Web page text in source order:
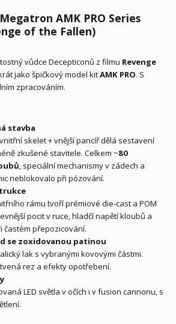
AMK PRO Series
of the Fallen)
vůdce Decepticonů z filmu Revenge
jako špičkový model kitAMK PRO. S
zpracováním.
stavba
skelet + vnější pancíř dělá sestavení
zkušené stavitele. Celkem ~80
, speciální mechanismy v zádech a
neblokovalo při pózování.
rámu tvoří prémiové die‑cast a POM
pocit v ruce, hladčí napětí kloubů a
častém přepozicování.
se zoxidovanou patinou
lak s vybranými kovovými částmi.
rez a efekty opotřebení.
LED světla v očích i v fusion cannonu, s